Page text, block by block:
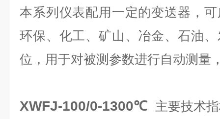
本系列仪表配用一定的变送器，
环保、化工、矿山、冶金、石油
位，用于对被测参数进行自动测量
XWFJ-100/0-1300℃ 主要技术